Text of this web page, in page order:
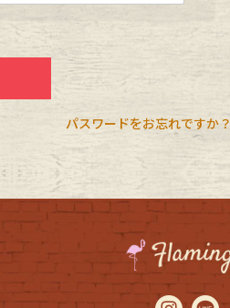
パスワードをお忘れですか？